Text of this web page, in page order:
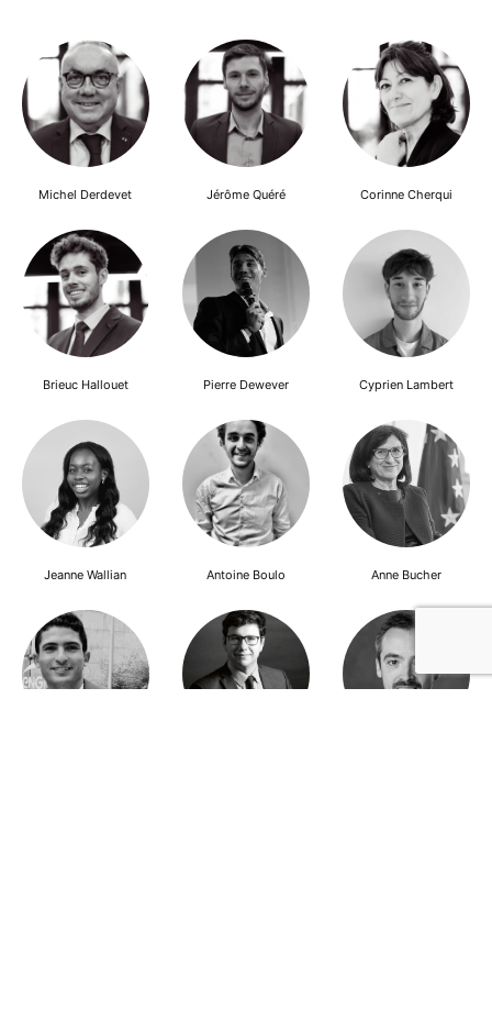
Michel Derdevet Jérôme Quéré Corinne Cherqui
Brieuc Hallouet Pierre Dewever Cyprien Lambert
Jeanne Wallian Antoine Boulo Anne Bucher